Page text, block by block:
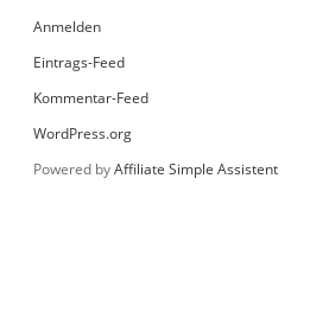
Anmelden
Eintrags-Feed
Kommentar-Feed
WordPress.org
Powered byAffiliate Simple Assistent